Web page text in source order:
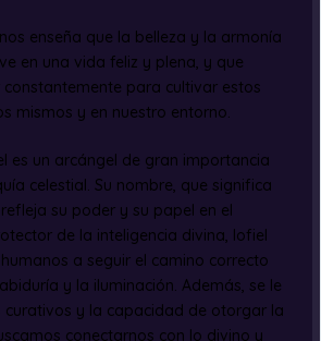
enseña que la belleza y la armonía
en una vida feliz y plena, y que
para cultivar estos
mismos y en nuestro entorno.
es un arcángel de gran importancia
celestial. Su nombre, que significa
su poder y su papel en el
de la inteligencia divina, Iofiel
a seguir el camino correcto
y la iluminación. Además, se le
curativos y la capacidad de otorgar la
conectarnos con lo divino y